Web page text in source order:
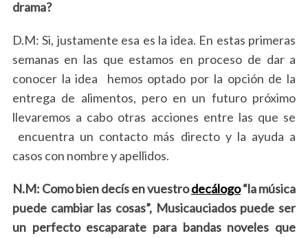
drama?
D.M: Si, justamente esa es la idea. En estas primeras
semanas en las que estamos en proceso de dar a
conocer la idea hemos optado por la opción de la
entrega de alimentos, pero en un futuro próximo
llevaremos a cabo otras acciones entre las que se
encuentra un contacto más directo y la ayuda a
casos con nombre y apellidos.
N.M: Como bien decís en vuestrodecálogo“la música
puede cambiar las cosas”, Musicauciados puede ser
un perfecto escaparate para bandas noveles que